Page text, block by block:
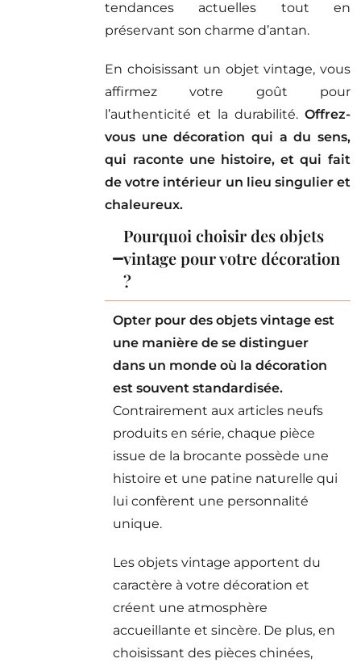
tendances actuelles tout en
préservant son charme d’antan.
En choisissant un objet vintage, vous
affirmez votre goût pour
l’authenticité et la durabilité.Offrez-
vous une décoration qui a du sens,
qui raconte une histoire, et qui fait
de votre intérieur un lieu singulier et
chaleureux.
Pourquoi choisir des objets
vintage pour votre décoration
?
Opter pour des objets vintage est
une manière de se distinguer
dans un monde où la décoration
est souvent standardisée.
Contrairement aux articles neufs
produits en série, chaque pièce
issue de la brocante possède une
histoire et une patine naturelle qui
lui confèrent une personnalité
unique.
Les objets vintage apportent du
caractère à votre décoration et
créent une atmosphère
accueillante et sincère. De plus, en
choisissant des pièces chinées,